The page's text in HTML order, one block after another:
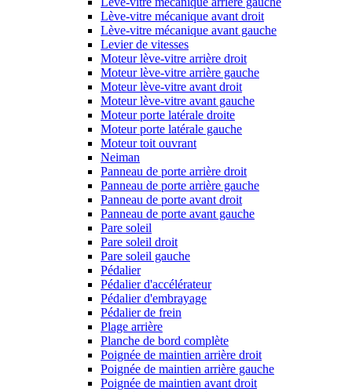
Lève-vitre mécanique avant droit
Lève-vitre mécanique avant gauche
Levier de vitesses
Moteur lève-vitre arrière droit
Moteur lève-vitre arrière gauche
Moteur lève-vitre avant droit
Moteur lève-vitre avant gauche
Moteur porte latérale droite
Moteur porte latérale gauche
Moteur toit ouvrant
Neiman
Panneau de porte arrière droit
Panneau de porte arrière gauche
Panneau de porte avant droit
Panneau de porte avant gauche
Pare soleil
Pare soleil droit
Pare soleil gauche
Pédalier
Pédalier d'accélérateur
Pédalier d'embrayage
Pédalier de frein
Plage arrière
Planche de bord complète
Poignée de maintien arrière droit
Poignée de maintien arrière gauche
Poignée de maintien avant droit